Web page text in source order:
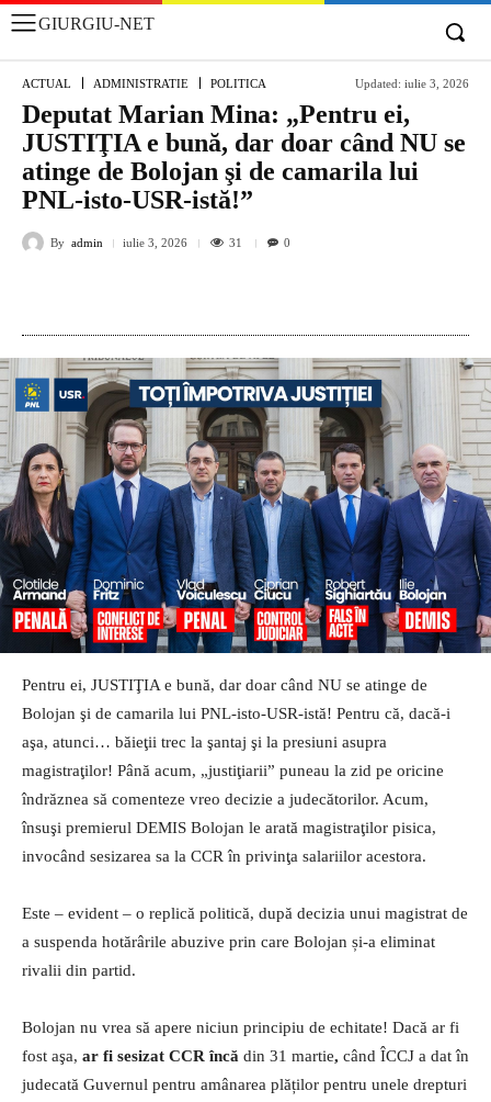
GIURGIU-NET
ACTUAL ADMINISTRATIE POLITICA Updated: iulie 3, 2026
Deputat Marian Mina: „Pentru ei,
JUSTIŢIA e bună, dar doar când NU se
atinge de Bolojan şi de camarila lui
PNL-isto-USR-istă!”
By admin iulie 3, 2026 31 0
Pentru ei, JUSTIŢIA e bună, dar doar când NU se atinge de
Bolojan şi de camarila lui PNL-isto-USR-istă! Pentru că, dacă-i
aşa, atunci… băieţii trec la şantaj şi la presiuni asupra
magistraţilor! Până acum, „justiţiarii” puneau la zid pe oricine
îndrăznea să comenteze vreo decizie a judecătorilor. Acum,
însuşi premierul DEMIS Bolojan le arată magistraţilor pisica,
invocând sesizarea sa la CCR în privinţa salariilor acestora.
Este – evident – o replică politică, după decizia unui magistrat de
a suspenda hotărârile abuzive prin care Bolojan și-a eliminat
rivalii din partid.
Bolojan nu vrea să apere niciun principiu de echitate! Dacă ar fi
fost aşa, ar fi sesizat CCR încă din 31 martie, când ÎCCJ a dat în
judecată Guvernul pentru amânarea plăților pentru unele drepturi